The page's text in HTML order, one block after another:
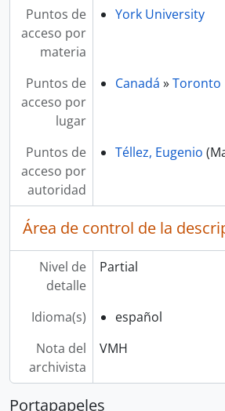
Puntos de
acceso por
materia
York University
Puntos de
acceso por
lugar
Canadá »Toronto
Puntos de
acceso por
autoridad
Téllez, Eugenio
Área de control de la
Nivel de
detalle
Partial
Idioma(s)
español
Nota del
archivista
VMH
Portapapeles